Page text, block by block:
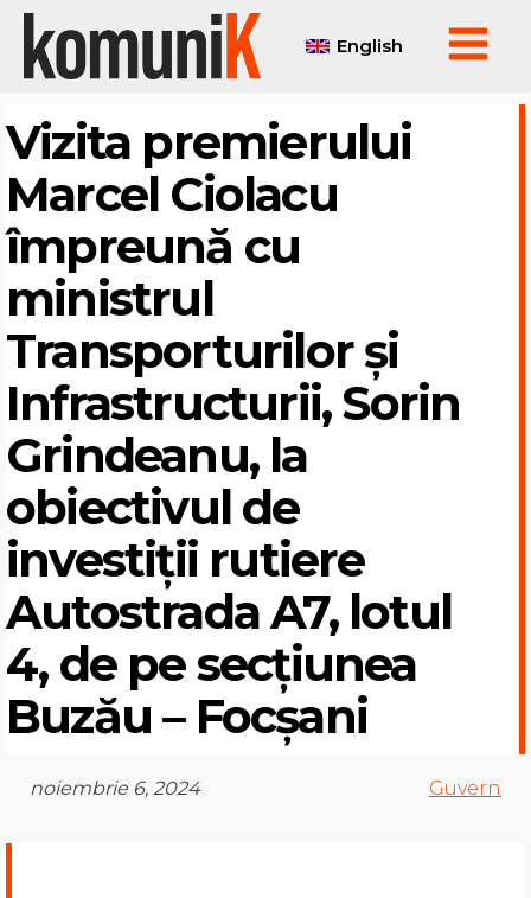
English
Vizita premierului
Marcel Ciolacu
împreună cu
ministrul
Transporturilor și
Infrastructurii, Sorin
Grindeanu, la
obiectivul de
investiții rutiere
Autostrada A7, lotul
4, de pe secțiunea
Buzău – Focșani
noiembrie 6, 2024 Guvern